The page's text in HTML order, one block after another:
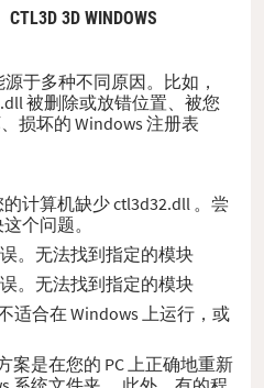
CTL3D 3D WINDOWS
于多种不同原因。比如，
被删除或放错位置、被您
损坏的 Windows 注册表
计算机缺少 ctl3d32.dll 。尝
个问题。
。无法找到指定的模块
。无法找到指定的模块
适合在 Windows 上运行，或
案是在您的 PC 上正确地重新